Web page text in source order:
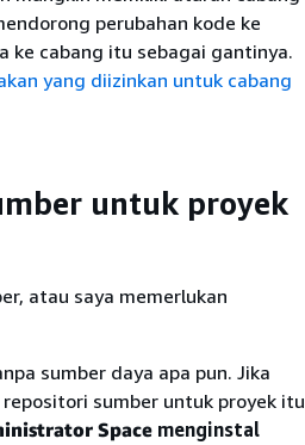
perubahan kode ke
ke cabang itu sebagai gantinya.
yang diizinkan untuk cabang
untuk proyek
atau saya memerlukan
sumber daya apa pun. Jika
sumber untuk proyek itu
Space menginstal